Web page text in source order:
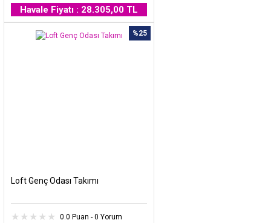
Havale Fiyatı : 28.305,00 TL
%25
Loft Genç Odası Takımı
0.0 Puan - 0 Yorum